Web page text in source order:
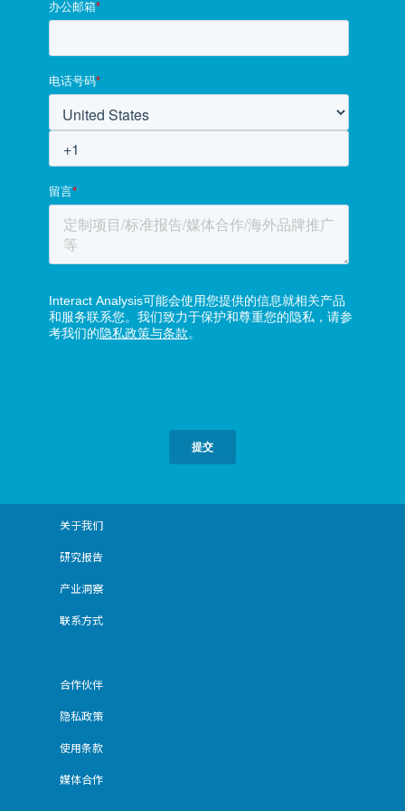
关于我们
研究报告
产业洞察
联系方式
合作伙伴
隐私政策
使用条款
媒体合作